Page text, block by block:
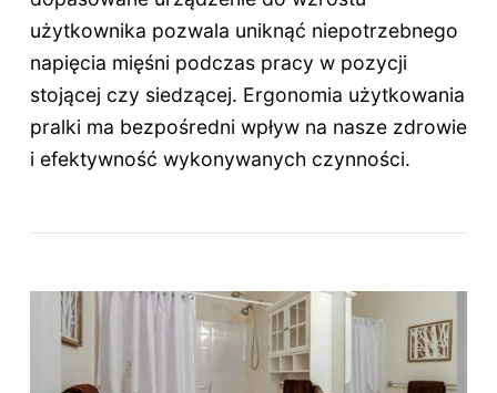
użytkownika pozwala uniknąć niepotrzebnego
napięcia mięśni podczas pracy w pozycji
stojącej czy siedzącej. Ergonomia użytkowania
pralki ma bezpośredni wpływ na nasze zdrowie
i efektywność wykonywanych czynności.